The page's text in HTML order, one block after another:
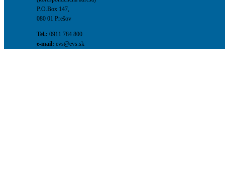
P.O.Box 147,
080 01 Prešov
Tel.: 0911 784 800
e-mail: evs@evs.sk